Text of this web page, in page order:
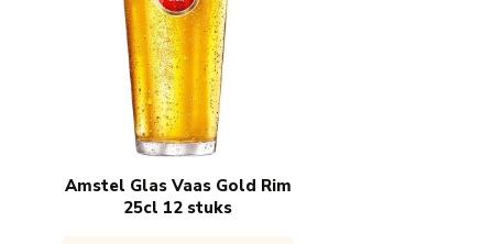
Amstel Glas Vaas Gold Rim
25cl 12 stuks